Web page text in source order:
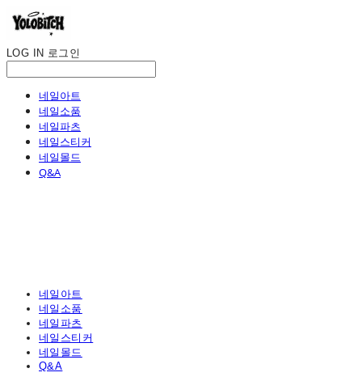
LOG IN 로그인
네일아트
네일소품
네일파츠
네일스티커
네일몰드
Q&A
네일아트
네일소품
네일파츠
네일스티커
네일몰드
Q&A